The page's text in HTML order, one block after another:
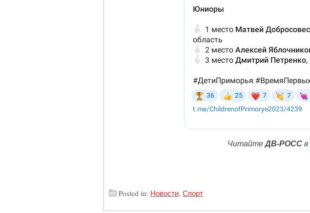
ЧитайтеДВ-РОССв
Posted in: Новости, Спорт